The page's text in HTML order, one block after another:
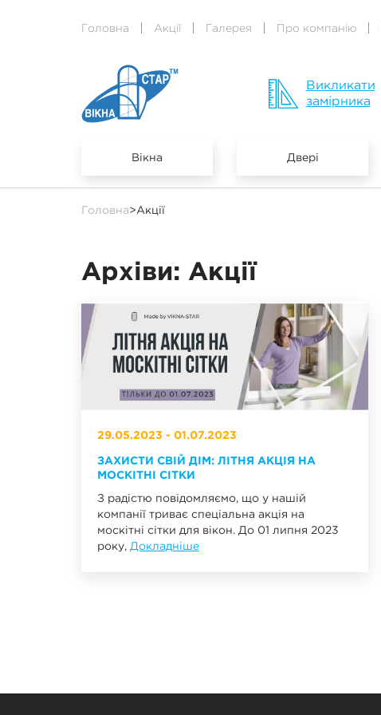
Головна Акції Галерея Про компанію
Викликати
замірника
Вікна Двері
Головна>Акції
Архіви: Акції
29.05.2023 - 01.07.2023
ЗАХИСТИ СВІЙ ДІМ: ЛІТНЯ АКЦІЯ НА
МОСКІТНІ СІТКИ
З радістю повідомляємо, що у нашій
компанії триває спеціальна акція на
москітні сітки для вікон. До 01 липня 2023
року, Докладніше